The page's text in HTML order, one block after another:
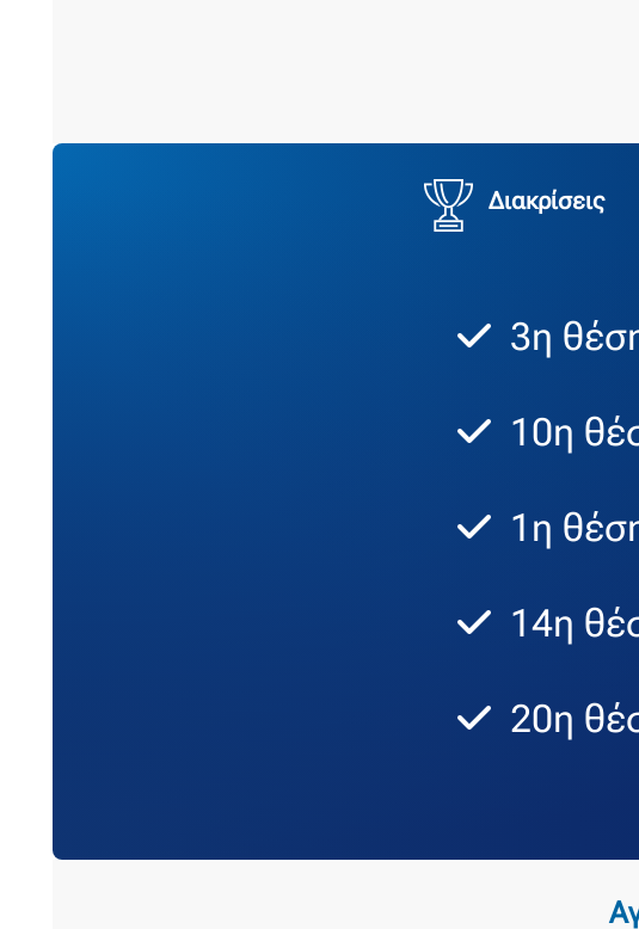
Διακρίσεις
3η
10η
1η
14η
20η